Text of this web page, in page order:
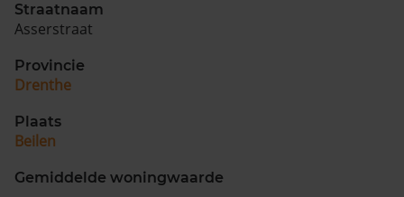
Straatnaam
Asserstraat
Provincie
Drenthe
Plaats
Beilen
Gemiddelde woningwaarde